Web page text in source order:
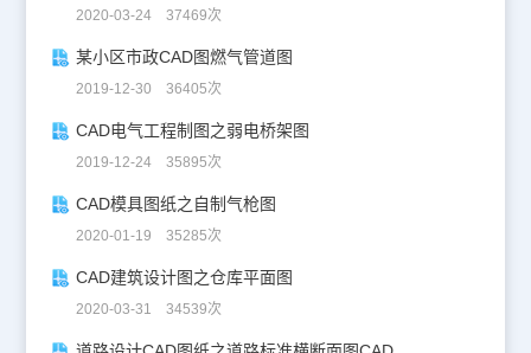
2020-03-24 37469次
某小区市政CAD图燃气管道图
2019-12-30 36405次
CAD电气工程制图之弱电桥架图
2019-12-24 35895次
CAD模具图纸之自制气枪图
2020-01-19 35285次
CAD建筑设计图之仓库平面图
2020-03-31 34539次